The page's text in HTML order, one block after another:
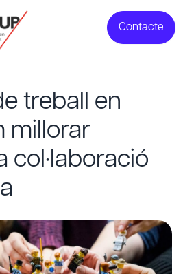
Contacte
treball en
millorar
col·laboració